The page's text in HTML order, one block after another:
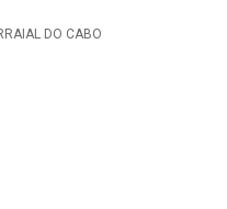
DO CABO